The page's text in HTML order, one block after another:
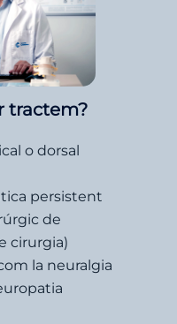
tractem?
o dorsal
persistent
de
cirurgia)
la neuralgia